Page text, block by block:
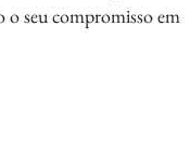
o seu compromisso em